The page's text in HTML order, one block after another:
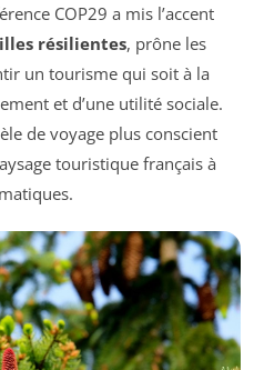
COP29 a mis l’accent
résilientes, prône les
un tourisme qui soit à la
et d’une utilité sociale.
de voyage plus conscient
touristique français à